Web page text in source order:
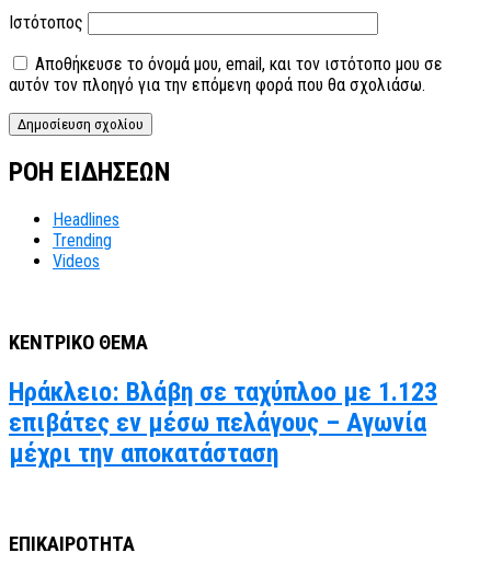
Ιστότοπος
Αποθήκευσε το όνομά μου, email, και τον ιστότοπο μου σε
αυτόν τον πλοηγό για την επόμενη φορά που θα σχολιάσω.
ΡΟΗ ΕΙΔΗΣΕΩΝ
Headlines
Trending
Videos
ΚΕΝΤΡΙΚΟ ΘΕΜΑ
Ηράκλειο: Βλάβη σε ταχύπλοο με 1.123
επιβάτες εν μέσω πελάγους – Αγωνία
μέχρι την αποκατάσταση
ΕΠΙΚΑΙΡΟΤΗΤΑ